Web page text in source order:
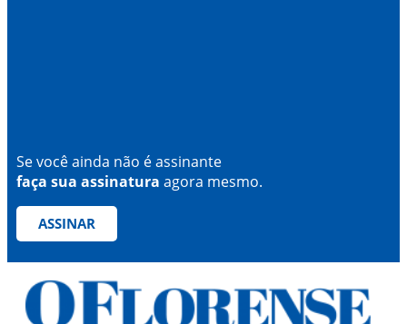
Se você ainda não é assinante
faça sua assinatura agora mesmo.
ASSINAR